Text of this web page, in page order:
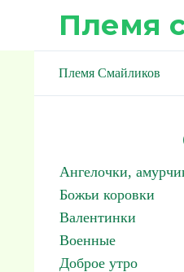
Племя
Племя Смайликов
Ангелочки,
Божьи коровки
Валентинки
Военные
Доброе утро